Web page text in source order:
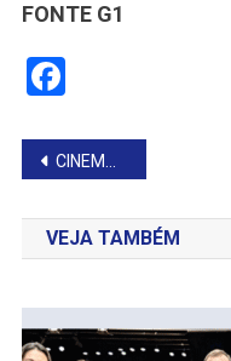
FONTE G1
Facebook
Navegação
de
Post
CINEMA E CULTURA SE ENCONTRAM NA 3ª EDIÇÃO DO CULTRURAL
VEJA TAMBÉM